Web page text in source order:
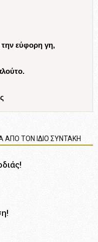
την εύφορη γη,
ΑΠΟ ΤΟΝ ΙΔΙΟ ΣΥΝΤΑΚΗ